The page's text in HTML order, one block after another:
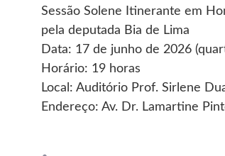
Sessão Solene Itinerante em
pela deputada Bia de Lima
Data: 17 de junho de 2026
Horário: 19 horas
Local: Auditório Prof. Sirlene
Endereço: Av. Dr. Lamartine